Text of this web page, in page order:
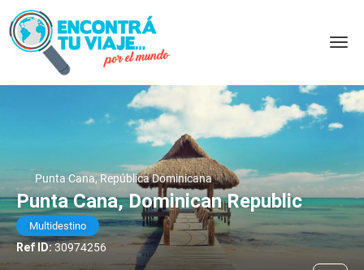
Punta Cana, República Dominicana
Punta Cana, Dominican Republic
Multidestino
Ref ID:30974256